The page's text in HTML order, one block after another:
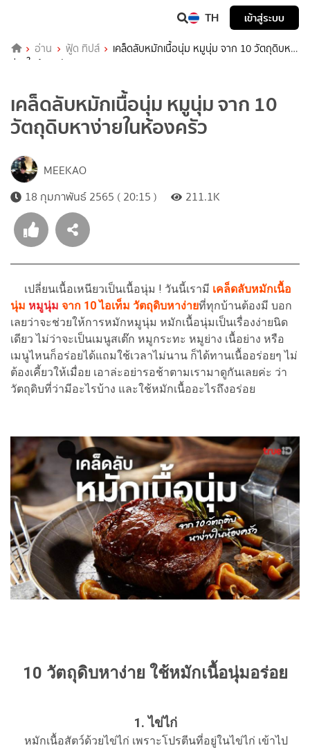
TH เข้าสู่ระบบ
อ่าน ฟู้ด ทิปส์
เคล็ดลับหมักเนื้อนุ่ม หมูนุ่ม จาก 10 วัตถุดิบหา
ง่ายในห้องครัว
เคล็ดลับหมักเนื้อนุ่ม หมูนุ่ม จาก 10
วัตถุดิบหาง่ายในห้องครัว
MEEKAO
18 กุมภาพันธ์ 2565 ( 20:15 )
211.1K
เปลี่ยนเนื้อเหนียวเป็นเนื้อนุ่ม ! วันนี้เรามี เคล็ดลับหมักเนื้อ
นุ่ม หมูนุ่ม จาก 10 ไอเท็ม วัตถุดิบหาง่ายที่ทุกบ้านต้องมี บอก
เลยว่าจะช่วยให้การหมักหมูนุ่ม หมักเนื้อนุ่มเป็นเรื่องง่ายนิด
เดียว ไม่ว่าจะเป็นเมนูสเต๊ก หมูกระทะ หมูย่าง เนื้อย่าง หรือ
เมนูไหนก็อร่อยได้แถมใช้เวลาไม่นาน ก็ได้ทานเนื้ออร่อยๆ ไม่
ต้องเคี้ยวให้เมื่อย เอาล่ะอย่ารอช้าตามเรามาดูกันเลยค่ะ ว่า
วัตถุดิบที่ว่ามีอะไรบ้าง และใช้หมักเนื้ออะไรถึงอร่อย
10 วัตถุดิบหาง่าย ใช้หมักเนื้อนุ่มอร่อย
1. ไข่ไก่
หมักเนื้อสัตว์ด้วยไข่ไก่ เพราะโปรตีนที่อยู่ในไข่ไก่ เข้าไป